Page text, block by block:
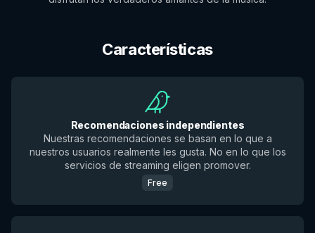
Características
Recomendaciones independientes
Nuestras recomendaciones se basan en lo que a
nuestros usuarios realmente les gusta. No en lo que los
servicios de streaming eligen promover.
Free